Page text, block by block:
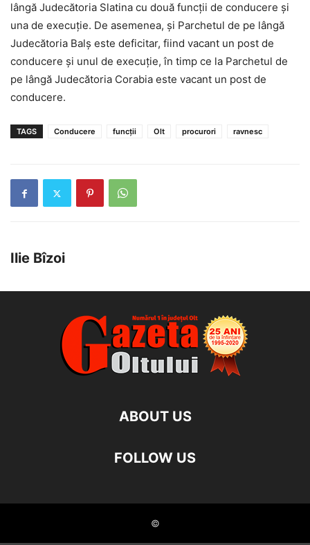
lângă Judecătoria Slatina cu două funcții de conducere și
una de execuție. De asemenea, și Parchetul de pe lângă
Judecătoria Balș este deficitar, fiind vacant un post de
conducere și unul de execuție, în timp ce la Parchetul de
pe lângă Judecătoria Corabia este vacant un post de
conducere.
TAGS Conducere funcții Olt procurori ravnesc
Ilie Bîzoi
ABOUT US
FOLLOW US
©